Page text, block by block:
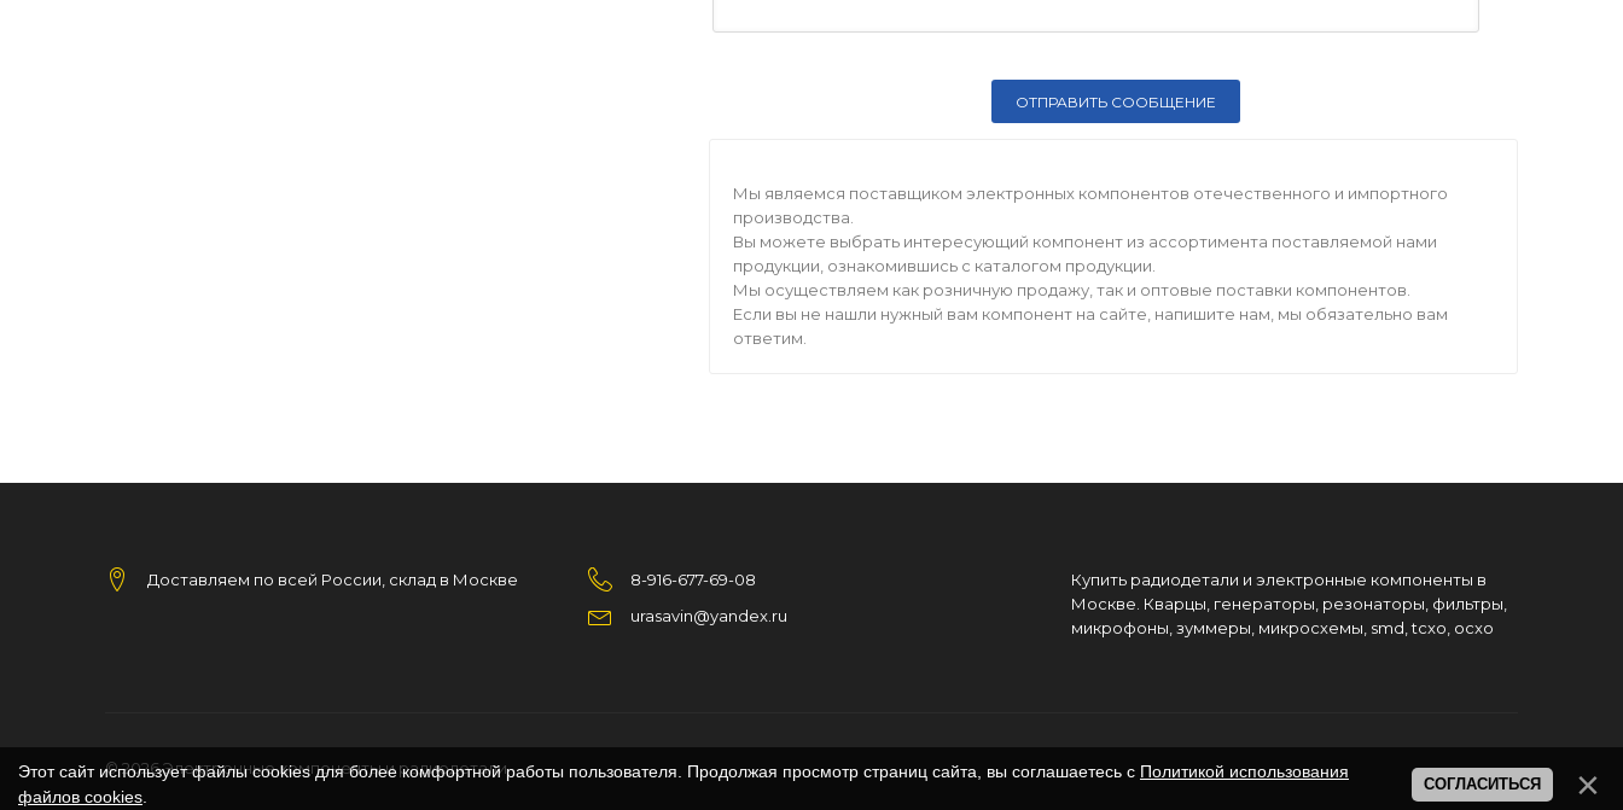
Мы являемся поставщиком электронных компонентов отечественного и импортного
производства.
Вы можете выбрать интересующий компонент из ассортимента поставляемой нами
продукции, ознакомившись с каталогом продукции.
Мы осуществляем как розничную продажу, так и оптовые поставки компонентов.
Если вы не нашли нужный вам компонент на сайте, напишите нам, мы обязательно вам
ответим.
Доставляем по всей России, склад в Москве
8-916-677-69-08
urasavin@yandex.ru
Купить радиодетали и электронные компоненты в
Москве. Кварцы, генераторы, резонаторы, фильтры,
микрофоны, зуммеры, микросхемы, smd, tcxo, ocxo
© 2026Электронные компоненты и радиодетали
Этот сайт использует файлы cookies для более комфортной работы пользователя. Продолжая просмотр страниц сайта, вы соглашаетесь с Политикой использования
файлов cookies
СОГЛАСИТЬСЯ